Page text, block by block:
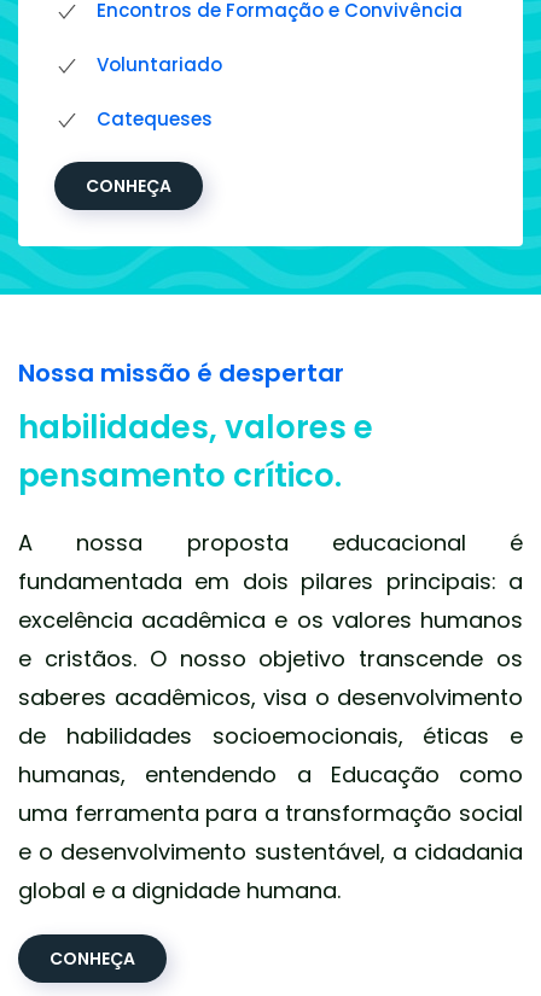
Encontros de Formação e Convivência
Voluntariado
Catequeses
CONHEÇA
Nossa missão é despertar
habilidades, valores e
pensamento crítico.
A nossa proposta educacional é
fundamentada em dois pilares principais: a
excelência acadêmica e os valores humanos
e cristãos. O nosso objetivo transcende os
saberes acadêmicos, visa o desenvolvimento
de habilidades socioemocionais, éticas e
humanas, entendendo a Educação como
uma ferramenta para a transformação social
e o desenvolvimento sustentável, a cidadania
global e a dignidade humana.
CONHEÇA